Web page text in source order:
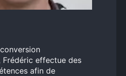
Frédéric effectue des
afin de